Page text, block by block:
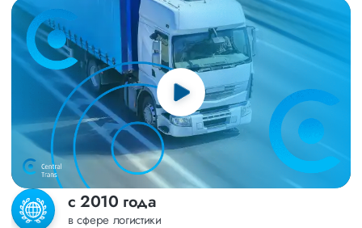
с 2010 года
в сфере логистики